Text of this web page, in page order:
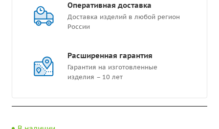
Оперативная доставка
Доставка изделий в любой регион
России
Расширенная гарантия
Гарантия на изготовленные
изделия – 10 лет